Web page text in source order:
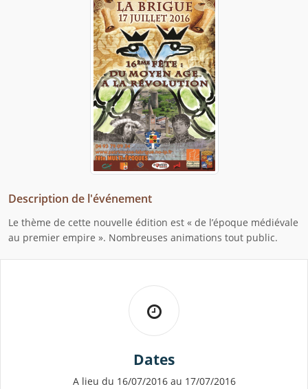
Description de l'événement
Le thème de cette nouvelle édition est « de l’époque médiévale
au premier empire ». Nombreuses animations tout public.
Dates
A lieu du 16/07/2016 au 17/07/2016